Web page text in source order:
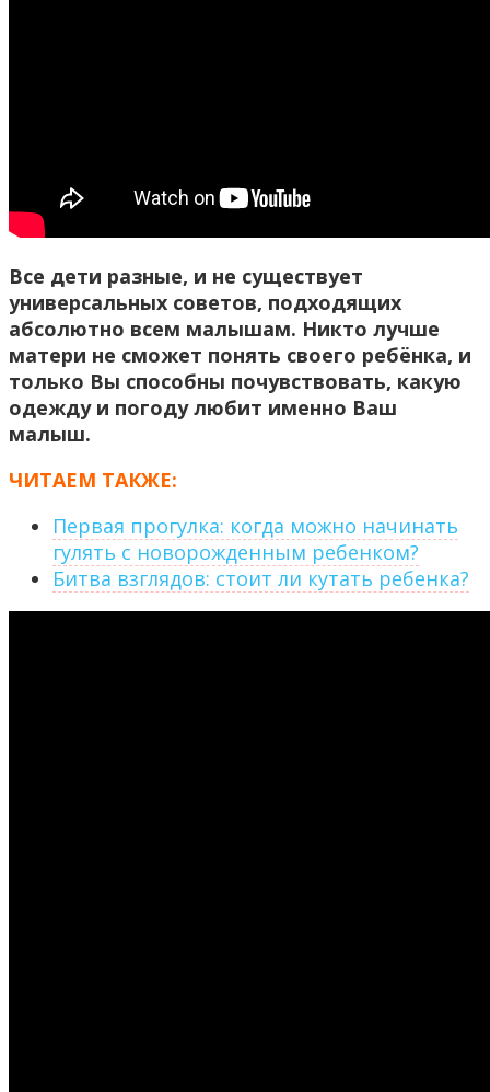
Все дети разные, и не существует
универсальных советов, подходящих
абсолютно всем малышам. Никто лучше
матери не сможет понять своего ребёнка, и
только Вы способны почувствовать, какую
одежду и погоду любит именно Ваш
малыш.
ЧИТАЕМ ТАКЖЕ:
Первая прогулка: когда можно начинать
гулять с новорожденным ребенком?
Битва взглядов: стоит ли кутать ребенка?